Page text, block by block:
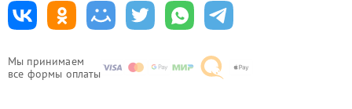
Мы принимаем
все формы оплаты